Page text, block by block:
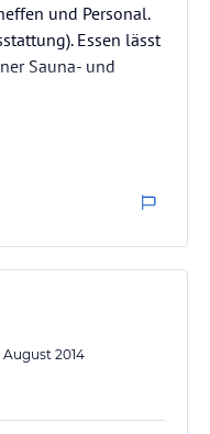
und Personal.
Essen lässt
Sauna- und
August 2014